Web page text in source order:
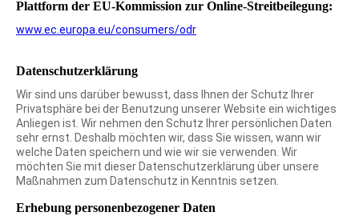
Plattform der EU-Kommission zur Online-Streitbeilegung:
www.ec.europa.eu/consumers/odr
Datenschutz­erklärung
Wir sind uns darüber bewusst, dass Ihnen der Schutz Ihrer
Privatsphäre bei der Benutzung unserer Website ein wichtiges
Anliegen ist. Wir nehmen den Schutz Ihrer persönlichen Daten
sehr ernst. Deshalb möchten wir, dass Sie wissen, wann wir
welche Daten speichern und wie wir sie verwenden. Wir
möchten Sie mit dieser Datenschutzerklärung über unsere
Maßnahmen zum Datenschutz in Kenntnis setzen.
Erhebung personenbezogener Daten